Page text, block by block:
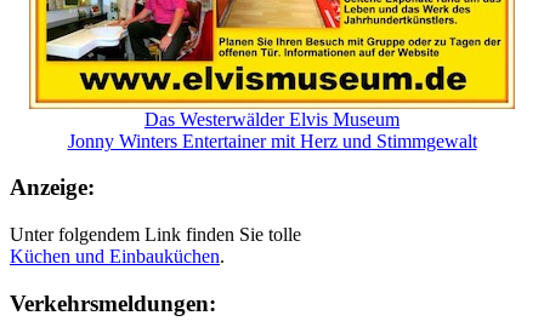
Das Westerwälder Elvis Museum
Jonny Winters Entertainer mit Herz und Stimmgewalt
Anzeige:
Unter folgendem Link finden Sie tolle
Küchen und Einbauküchen.
Verkehrsmeldungen: